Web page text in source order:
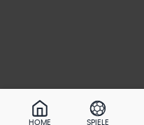
HOME SPIELE